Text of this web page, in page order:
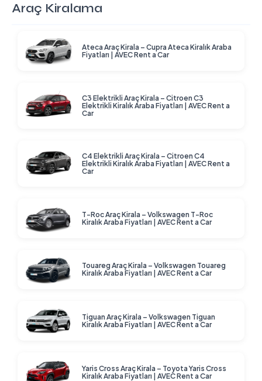
Araç Kiralama
Ateca Araç Kirala – Cupra Ateca Kiralık Araba
Fiyatları | AVEC Rent a Car
C3 Elektrikli Araç Kirala – Citroen C3
Elektrikli Kiralık Araba Fiyatları | AVEC Rent a
Car
C4 Elektrikli Araç Kirala – Citroen C4
Elektrikli Kiralık Araba Fiyatları | AVEC Rent a
Car
T-Roc Araç Kirala – Volkswagen T-Roc
Kiralık Araba Fiyatları | AVEC Rent a Car
Touareg Araç Kirala – Volkswagen Touareg
Kiralık Araba Fiyatları | AVEC Rent a Car
Tiguan Araç Kirala – Volkswagen Tiguan
Kiralık Araba Fiyatları | AVEC Rent a Car
Yaris Cross Araç Kirala – Toyota Yaris Cross
Kiralık Araba Fiyatları | AVEC Rent a Car